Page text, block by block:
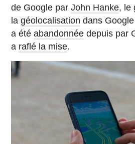
de Google parJohn Hanke, le
lagéolocalisation dans
a étéabandonnée depuis par
a raflé la mise.